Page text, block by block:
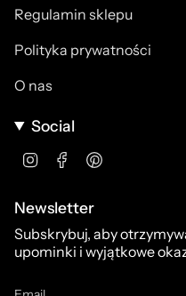
Regulamin sklepu
Polityka prywatności
O nas
Social
InstagramFacebook
Newsletter
Subskrybuj, aby
upominki i wyjątkowe